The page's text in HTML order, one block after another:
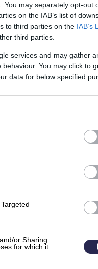
You may separately opt-out
on the IAB’s list of
to third parties on the IAB’s
third parties.
services and may gather
You may click to
data for below specified
or Sharing
for which it